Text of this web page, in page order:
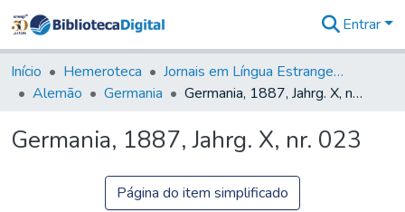
&
Coleções
Tudo na
Digital
Entrar
Início Hemeroteca
Jornais em Língua Estrangeira
Alemão
Germania Germania, 1887, Jahrg. X, nr. 023
Germania, 1887, Jahrg. X, nr. 023
Página do item simplificado